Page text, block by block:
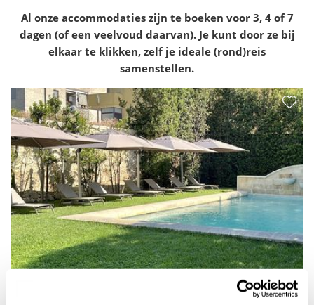
Al onze accommodaties zijn te boeken voor 3, 4 of 7
dagen (of een veelvoud daarvan). Je kunt door ze bij
elkaar te klikken, zelf je ideale (rond)reis
samenstellen.